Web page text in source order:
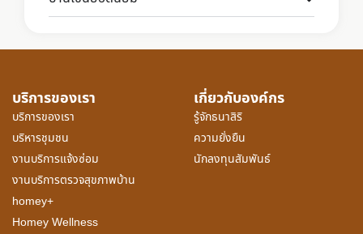
บริการของเรา
บริการของเรา
บริหารชุมชน
งานบริการแจ้งซ่อม
งานบริการตรวจสุขภาพบ้าน
homey+
Homey Wellness
เกี่ยวกับองค์กร
รู้จักธนาสิริ
ความยั่งยืน
นักลงทุนสัมพันธ์